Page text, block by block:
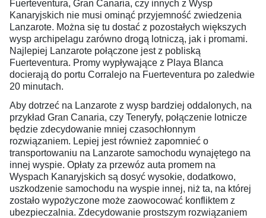
Fuerteventura, Gran Canaria, czy innych z Wysp
Kanaryjskich nie musi ominąć przyjemność zwiedzenia
Lanzarote. Można się tu dostać z pozostałych większych
wysp archipelagu zarówno drogą lotniczą, jak i promami.
Najlepiej Lanzarote połączone jest z pobliską
Fuerteventura. Promy wypływające z Playa Blanca
docierają do portu Corralejo na Fuerteventura po zaledwie
20 minutach.
Aby dotrzeć na Lanzarote z wysp bardziej oddalonych, na
przykład Gran Canaria, czy Teneryfy, połączenie lotnicze
będzie zdecydowanie mniej czasochłonnym
rozwiązaniem. Lepiej jest również zapomnieć o
transportowaniu na Lanzarote samochodu wynajętego na
innej wyspie. Opłaty za przewóz auta promem na
Wyspach Kanaryjskich są dosyć wysokie, dodatkowo,
uszkodzenie samochodu na wyspie innej, niż ta, na której
zostało wypożyczone może zaowocować konfliktem z
ubezpieczalnia. Zdecydowanie prostszym rozwiązaniem